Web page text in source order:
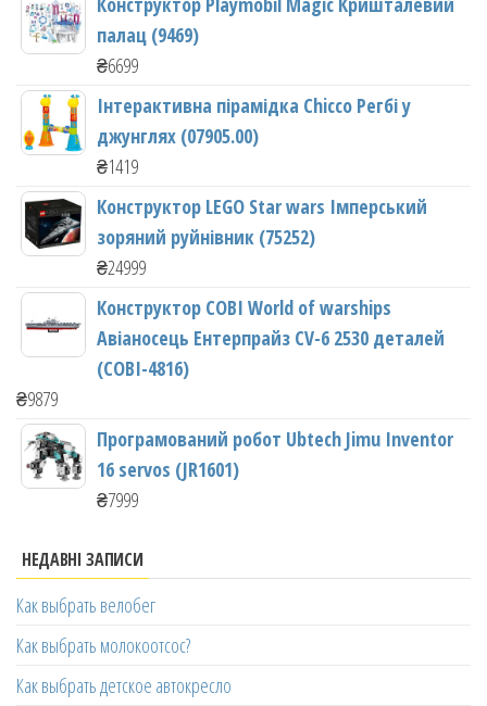
палац (9469)
₴6699
Інтерактивна пірамідка Chicco Регбі у
джунглях (07905.00)
₴1419
Конструктор LEGO Star wars Імперський
зоряний руйнівник (75252)
₴24999
Конструктор COBI World of warships
Авіаносець Ентерпрайз CV-6 2530 деталей
(COBI-4816)
₴9879
Програмований робот Ubtech Jimu Inventor
16 servos (JR1601)
₴7999
НЕДАВНІ ЗАПИСИ
Как выбрать велобег
Как выбрать молокоотсос?
Как выбрать детское автокресло